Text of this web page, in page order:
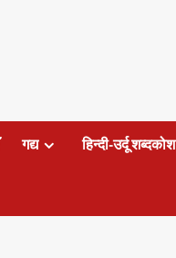
गद्य हिन्दी-उर्दू शब्दकोश